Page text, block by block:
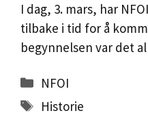
I dag, 3. mars, har
tilbake i tid for å
begynnelsen var det
Kategorier
NFOI
Stikkord
Historie